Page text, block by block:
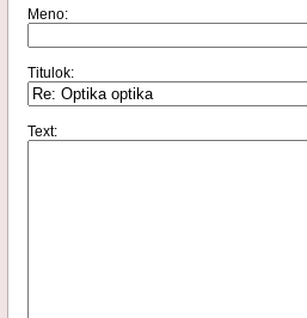
Meno:
Titulok:
Text: